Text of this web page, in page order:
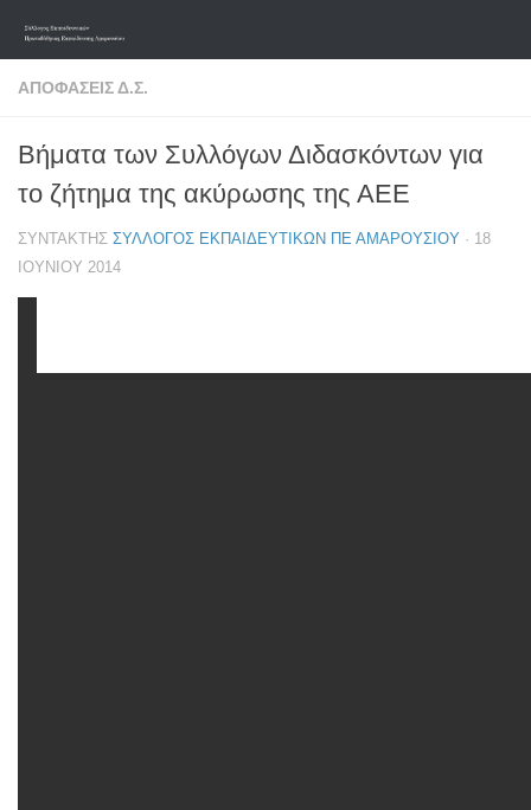
Skip to content
ΑΠΟΦΆΣΕΙΣ Δ.Σ.
Βήματα των Συλλόγων Διδασκόντων για
το ζήτημα της ακύρωσης της ΑΕΕ
ΣΥΝΤΆΚΤΗΣ ΣΎΛΛΟΓΟΣ ΕΚΠΑΙΔΕΥΤΙΚΏΝ ΠΕ ΑΜΑΡΟΥΣΊΟΥ · 18
ΙΟΥΝΊΟΥ 2014